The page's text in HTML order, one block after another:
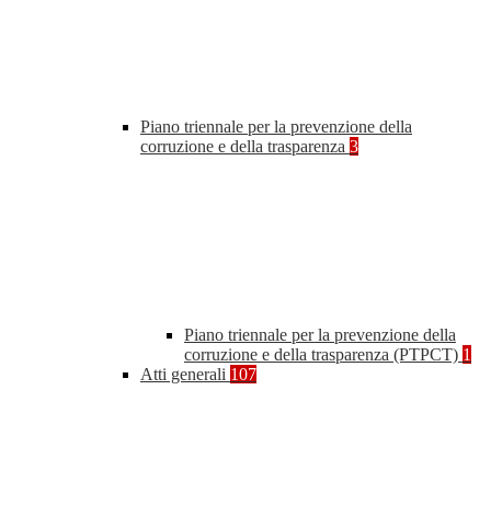
Piano triennale per la prevenzione della
corruzione e della trasparenza 3
Piano triennale per la prevenzione della
corruzione e della trasparenza (PTPCT) 1
Atti generali 107